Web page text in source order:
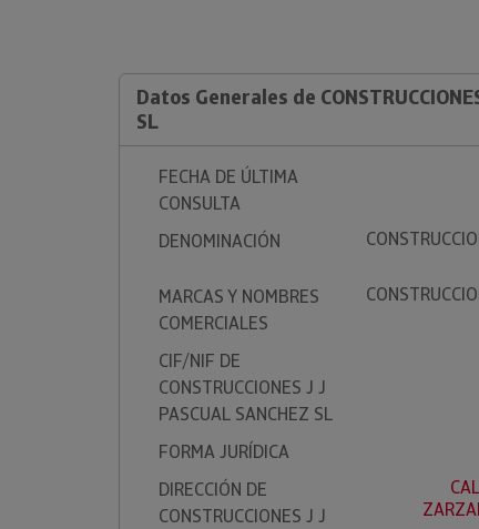
Datos Generales de
SL
FECHA DE ÚLTIMA
CONSULTA
DENOMINACIÓN
MARCAS Y NOMBRES
COMERCIALES
CIF/NIF DE
CONSTRUCCIONES J J
PASCUAL SANCHEZ SL
FORMA JURÍDICA
DIRECCIÓN DE
CONSTRUCCIONES J J